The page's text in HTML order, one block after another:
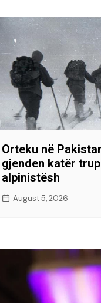
Orteku në
gjenden katër
alpinistësh
August 5, 2026